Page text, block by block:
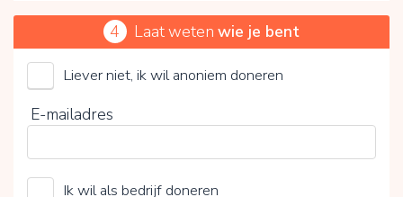
Non profit Stichting MJM Dogs Foundation
Kies je vrijwillige bijdrage
4 Laat wetenwie je bent
Liever niet, ik wil anoniem doneren
E-mailadres
Ik wil als bedrijf doneren